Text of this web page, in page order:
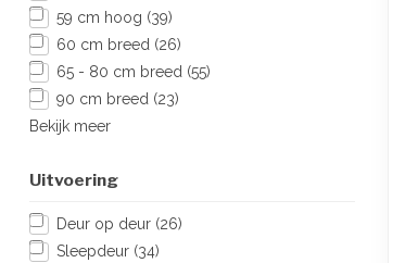
59 cm hoog (39)
60 cm breed (26)
65 - 80 cm breed (55)
90 cm breed (23)
Bekijk meer
Uitvoering
Deur op deur (26)
Sleepdeur (34)